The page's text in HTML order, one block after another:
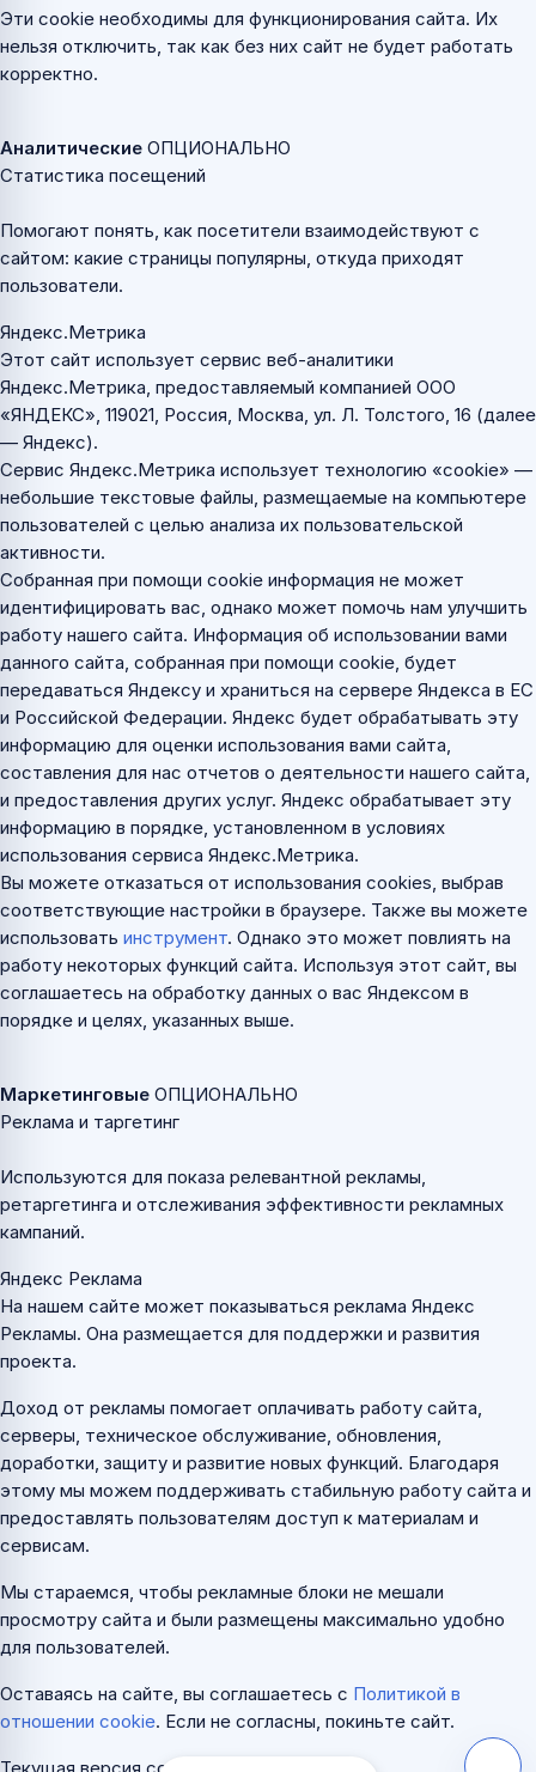
Эти cookie необходимы для функционирования сайта. Их
нельзя отключить, так как без них сайт не будет работать
корректно.
Аналитические ОПЦИОНАЛЬНО
Статистика посещений
Помогают понять, как посетители взаимодействуют с
сайтом: какие страницы популярны, откуда приходят
пользователи.
Яндекс.Метрика
Этот сайт использует сервис веб-аналитики
Яндекс.Метрика, предоставляемый компанией ООО
«ЯНДЕКС», 119021, Россия, Москва, ул. Л. Толстого, 16 (далее
— Яндекс).
Сервис Яндекс.Метрика использует технологию «cookie» —
небольшие текстовые файлы, размещаемые на компьютере
пользователей с целью анализа их пользовательской
активности.
Собранная при помощи cookie информация не может
идентифицировать вас, однако может помочь нам улучшить
работу нашего сайта. Информация об использовании вами
данного сайта, собранная при помощи cookie, будет
передаваться Яндексу и храниться на сервере Яндекса в ЕС
и Российской Федерации. Яндекс будет обрабатывать эту
информацию для оценки использования вами сайта,
составления для нас отчетов о деятельности нашего сайта,
и предоставления других услуг. Яндекс обрабатывает эту
информацию в порядке, установленном в условиях
использования сервиса Яндекс.Метрика.
Вы можете отказаться от использования cookies, выбрав
соответствующие настройки в браузере. Также вы можете
использовать инструмент. Однако это может повлиять на
работу некоторых функций сайта. Используя этот сайт, вы
соглашаетесь на обработку данных о вас Яндексом в
порядке и целях, указанных выше.
Маркетинговые ОПЦИОНАЛЬНО
Реклама и таргетинг
Используются для показа релевантной рекламы,
ретаргетинга и отслеживания эффективности рекламных
кампаний.
Яндекс Реклама
На нашем сайте может показываться реклама Яндекс
Рекламы. Она размещается для поддержки и развития
проекта.
Доход от рекламы помогает оплачивать работу сайта,
серверы, техническое обслуживание, обновления,
доработки, защиту и развитие новых функций. Благодаря
этому мы можем поддерживать стабильную работу сайта и
предоставлять пользователям доступ к материалам и
сервисам.
Мы стараемся, чтобы рекламные блоки не мешали
просмотру сайта и были размещены максимально удобно
для пользователей.
Оставаясь на сайте, вы соглашаетесь с Политикой в
отношении cookie. Если не согласны, покиньте сайт.